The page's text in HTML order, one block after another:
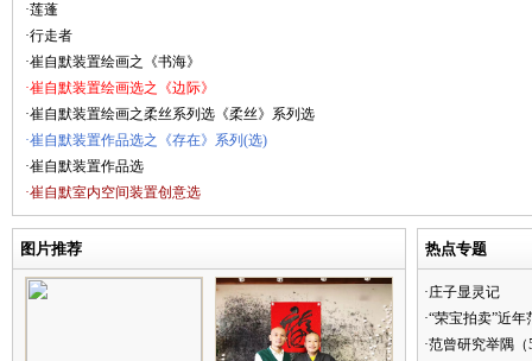
·莲蓬
·行走者
·崔自默装置绘画之《书海》
·崔自默装置绘画选之《边际》
·崔自默装置绘画之柔丝系列选《柔丝》系列选
·崔自默装置作品选之《存在》系列(选)
·崔自默装置作品选
·崔自默室内空间装置创意选
图片推荐 热点专题
·庄子显灵记
·“荣宝拍卖”近
·范曾研究举隅（